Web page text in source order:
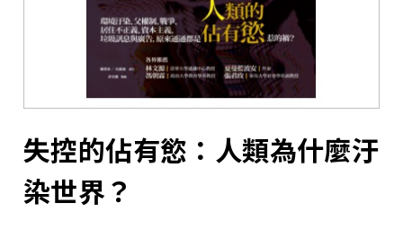
h
e
r
失控的佔有慾：人類為什麼汙
染世界？